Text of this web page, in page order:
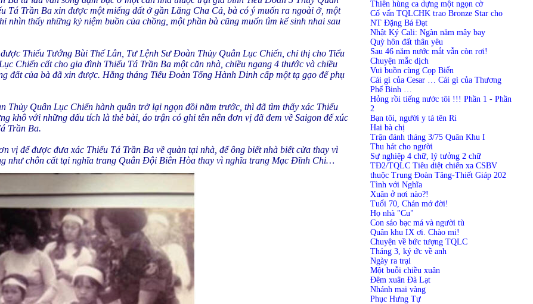
Tá Trần Ba xin được một miếng đất ở gần Lăng Cha Cả, bà có ý muốn ra ngoài ở, một
nhìn thấy những kỷ niệm buồn của chồng, một phần bà cũng muốn tìm kế sinh nhai sau
Thiếu Tướng Bùi Thế Lân, Tư Lệnh Sư Đoàn Thủy Quân Lục Chiến, chỉ thị cho Tiểu
Chiến cất cho gia đình Thiếu Tá Trần Ba một căn nhà, chiều ngang 4 thước và chiều
đất của bà đã xin được. Hằng tháng Tiểu Đoàn Tổng Hành Dinh cấp một tạ gạo để phụ
Thủy Quân Lục Chiến hành quân trở lại ngọn đồi năm trước, thì đã tìm thấy xác Thiếu
khô với những dấu tích là thẻ bài, áo trận có ghi tên nên đơn vị đã đem về Saigon để xúc
Trần Ba.
vị để được đưa xác Thiếu Tá Trần Ba về quàn tại nhà, để ông biết nhà biết cửa thay vì
như chôn cất tại nghĩa trang Quân Đội Biên Hòa thay vì nghĩa trang Mạc Đĩnh Chi…
Thiên hùng ca dựng một ngọn cờ
Cố vấn TQLCHK trao Bronze Star cho
NT Đặng Bá Đạt
Nhật Ký Cali: Ngàn năm mây bay
Quỳ hôn đất thân yêu
Sau 46 năm nước mắt vẫn còn rơi!
Chuyện mắc dịch
Vui buồn cùng Cọp Biển
Cái gì của Cesar … Cái gì của Thương
Phế Binh …
Hỏng rồi tiếng nước tôi !!! Phần 1 -Phần
2
Bạn tôi, người y tá tên Ri
Hai bà chị
Trận đánh tháng 3/75 Quân Khu I
Thu hát cho người
Sự nghiệp 4 chữ, lý tưởng 2 chữ
TĐ2/TQLC Tiêu diệt chiến xa CSBV
thuộc Trung Đoàn Tăng-Thiết Giáp 202
Tình với Nghĩa
Xuân ở nơi nào?!
Tuổi 70, Chán mớ đời!
Họ nhà "Cu"
Con sáo bạc má và người tù
Quân khu IX ơi. Chào mi!
Chuyện về bức tượng TQLC
Tháng 3, ký ức về anh
Ngày ra trại
Một buỗi chiều xuân
Đêm xuân Đà Lạt
Nhánh mai vàng
Phục Hưng Tự